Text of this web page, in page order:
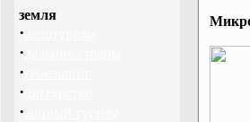
земля
·
·
·
·
·